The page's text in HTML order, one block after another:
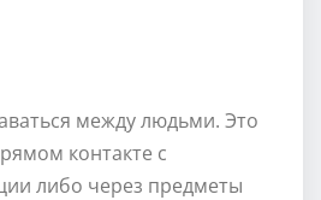
между людьми. Это
контакте с
либо через предметы